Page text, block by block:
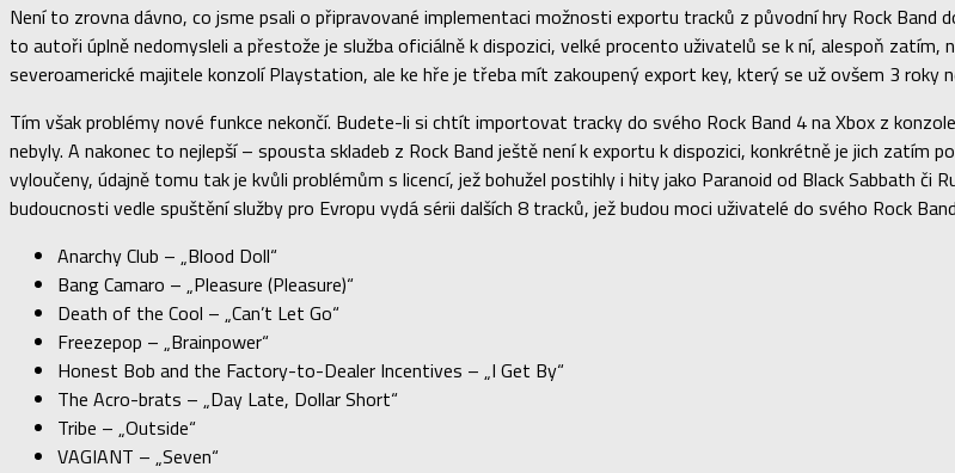
Není to zrovna dávno, co jsme psali o připravované implementaci možnosti exportu tracků z původní hry Rock Band
to autoři úplně nedomysleli a přestože je služba oficiálně k dispozici, velké procento uživatelů se k ní, alespoň
severoamerické majitele konzolí Playstation, ale ke hře je třeba mít zakoupený export key, který se už ovšem 3 roky
Tím však problémy nové funkce nekončí. Budete-li si chtít importovat tracky do svého Rock Band 4 na Xbox z
nebyly. A nakonec to nejlepší – spousta skladeb z Rock Band ještě není k exportu k dispozici, konkrétně je jich
vyloučeny, údajně tomu tak je kvůli problémům s licencí, jež bohužel postihly i hity jako Paranoid od Black Sabbath či
budoucnosti vedle spuštění služby pro Evropu vydá sérii dalších 8 tracků, jež budou moci uživatelé do svého Rock
Anarchy Club – „Blood Doll“
Bang Camaro – „Pleasure (Pleasure)“
Death of the Cool – „Can’t Let Go“
Freezepop – „Brainpower“
Honest Bob and the Factory-to-Dealer Incentives – „I Get By“
The Acro-brats – „Day Late, Dollar Short“
Tribe – „Outside“
VAGIANT – „Seven“